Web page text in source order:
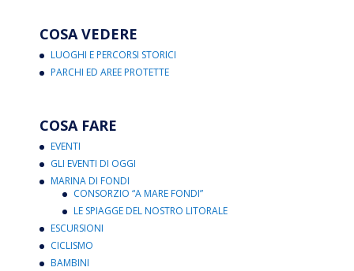
COSA VEDERE
LUOGHI E PERCORSI STORICI
PARCHI ED AREE PROTETTE
COSA FARE
EVENTI
GLI EVENTI DI OGGI
MARINA DI FONDI
CONSORZIO “A MARE FONDI”
LE SPIAGGE DEL NOSTRO LITORALE
ESCURSIONI
CICLISMO
BAMBINI